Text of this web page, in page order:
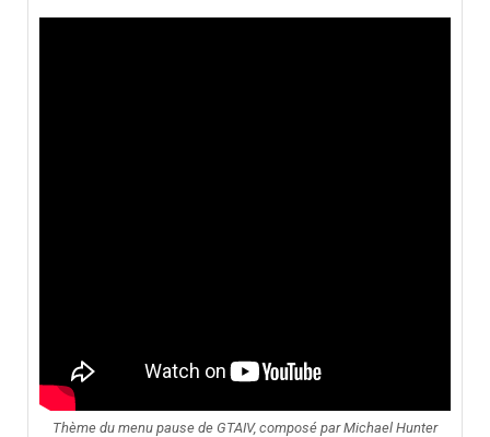
Thème du menu pause de GTAIV, composé par Michael Hunter